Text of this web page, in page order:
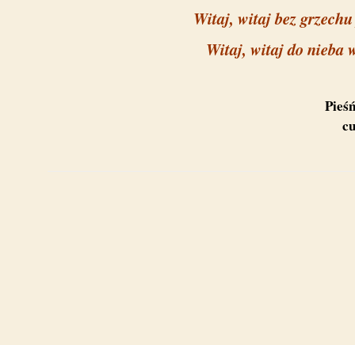
Witaj, witaj bez grzechu
Witaj, witaj do nieba